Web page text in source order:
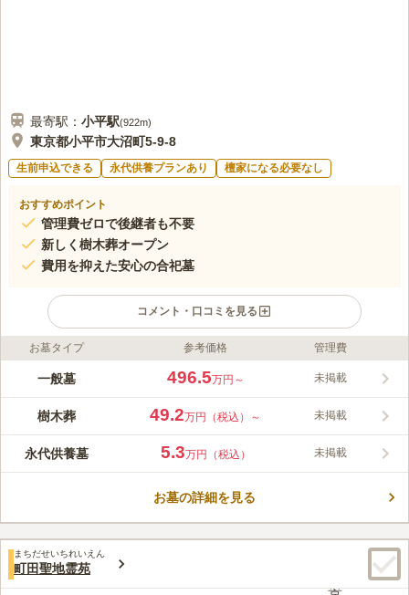
最寄駅： 小平駅(922m)
東京都小平市大沼町5-9-8
生前申込できる 永代供養プランあり 檀家になる必要なし
おすすめポイント
管理費ゼロで後継者も不要
新しく樹木葬オープン
費用を抑えた安心の合祀墓
コメント・口コミを見る
ライフドット編集部のコメント
充実した設備とアクセスの良さが魅力の寺院墓地です。30台収容
ほか、最寄りバス停からもすぐの好立地にあります。墓地内には
雨や強い日差しを遮る屋根付きの東屋が設置されており、天候を
自由に見学いただけます。お寺へのお声がけも不要です。永代供
養墓の場所がわからない場合は、お気軽にお問い合わせください
お墓タイプ 参考価格 管理費
一般墓 496.5万円～ 未掲載
樹木葬 49.2万円（税込）～ 未掲載
永代供養墓 5.3万円（税込） 未掲載
お墓の詳細を見る
まちだせいちれいえん
町田聖地霊苑